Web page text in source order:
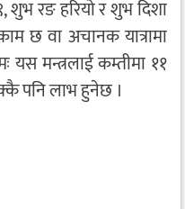
रङ हरियो र शुभ दिशा
छ वा अचानक यात्रामा
मन्त्रलाई कम्तीमा ११
पनि लाभ हुनेछ ।